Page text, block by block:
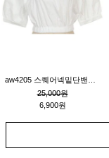
25,000원
6,900원